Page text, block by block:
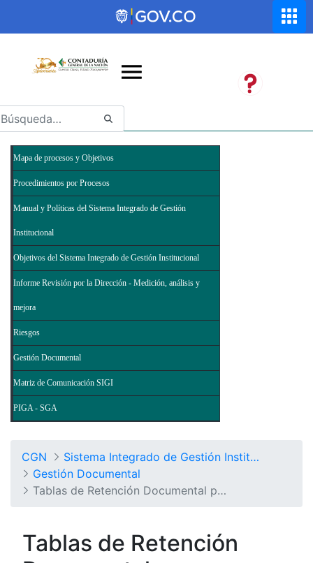
Saltar al contenido principal
Abrir menú de accesibilidad
Mapa de procesos y Objetivos
Procedimientos por Procesos
Manual y Políticas del Sistema Integrado de Gestión
Institucional
Objetivos del Sistema Integrado de Gestión Institucional
Informe Revisión por la Dirección - Medición, análisis y
mejora
Riesgos
Gestión Documental
Matriz de Comunicación SIGI
PIGA - SGA
CGN
Sistema Integrado de Gestión Institucional
Gestión Documental
Tablas de Retención Documental por Procesos
Tablas de Retención